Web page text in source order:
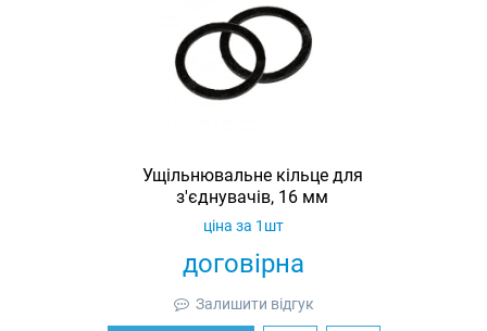
Ущільнювальне кільце для
з'єднувачів, 16 мм
договірна
ціна за 1шт
Залишити відгук